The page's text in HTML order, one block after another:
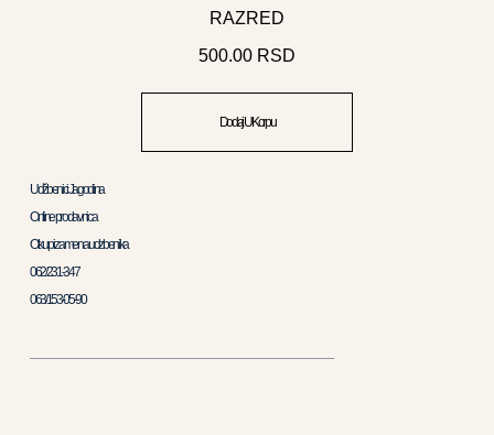
RAZRED
500.00 RSD
Dodaj U Korpu
Udžbenici Jagodina
Online prodavnica
Otkup i zamena udzbenika
062/231-347
063/153-05-90